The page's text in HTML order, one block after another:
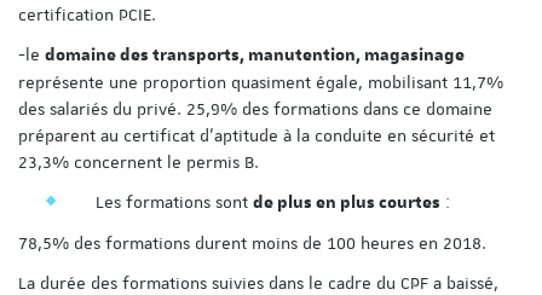
certification PCIE.
-le domaine des transports, manutention, magasinage
représente une proportion quasiment égale, mobilisant 11,7%
des salariés du privé. 25,9% des formations dans ce domaine
préparent au certificat d’aptitude à la conduite en sécurité et
23,3% concernent le permis B.
Les formations sont de plus en plus courtes :
78,5% des formations durent moins de 100 heures en 2018.
La durée des formations suivies dans le cadre du CPF a baissé,